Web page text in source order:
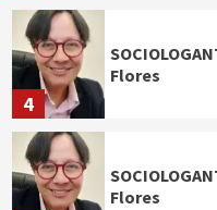
4
Flores
Flores